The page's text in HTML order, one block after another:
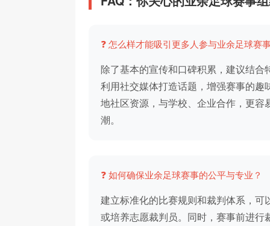
❓ 怎么样才能吸引更多人参与业余足球赛
除了基本的宣传和口碑积累，建议结合
利用社交媒体打造话题，增强赛事的趣
地社区资源，与学校、企业合作，更容
潮。
❓ 如何确保业余足球赛事的公平与专业？
建立标准化的比赛规则和裁判体系，可
或培养志愿裁判员。同时，赛事前进行